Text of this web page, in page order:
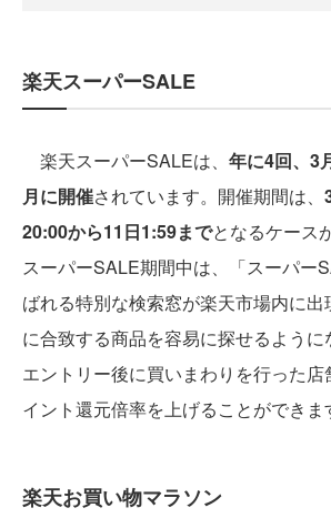
楽天スーパーSALE
楽天スーパーSALEは、 年に4回、3
月に開催されています。開催期間は、
20:00から11日1:59までとなるケース
スーパーSALE期間中は、「スーパー
ばれる特別な検索窓が楽天市場内に
に合致する商品を容易に探せるよう
エントリー後に買いまわりを行った
イント還元倍率を上げることができま
楽天お買い物マラソン